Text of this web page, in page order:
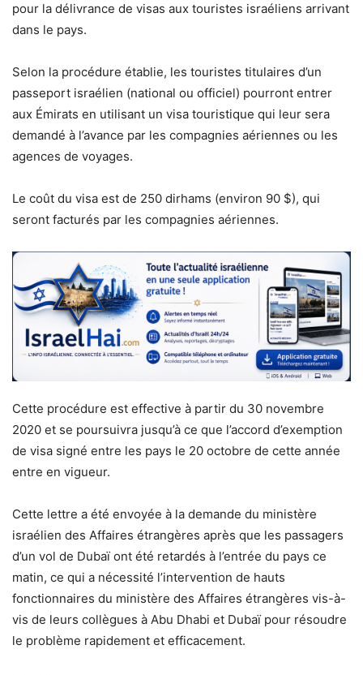
pour la délivrance de visas aux touristes israéliens arrivant
dans le pays.
Selon la procédure établie, les touristes titulaires d’un
passeport israélien (national ou officiel) pourront entrer
aux Émirats en utilisant un visa touristique qui leur sera
demandé à l’avance par les compagnies aériennes ou les
agences de voyages.
Le coût du visa est de 250 dirhams (environ 90 $), qui
seront facturés par les compagnies aériennes.
Cette procédure est effective à partir du 30 novembre
2020 et se poursuivra jusqu’à ce que l’accord d’exemption
de visa signé entre les pays le 20 octobre de cette année
entre en vigueur.
Cette lettre a été envoyée à la demande du ministère
israélien des Affaires étrangères après que les passagers
d’un vol de Dubaï ont été retardés à l’entrée du pays ce
matin, ce qui a nécessité l’intervention de hauts
fonctionnaires du ministère des Affaires étrangères vis-à-
vis de leurs collègues à Abu Dhabi et Dubaï pour résoudre
le problème rapidement et efficacement.